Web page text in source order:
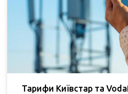
Тарифи Київстар та